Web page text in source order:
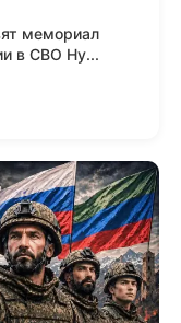
мемориал
в СВО Ну...